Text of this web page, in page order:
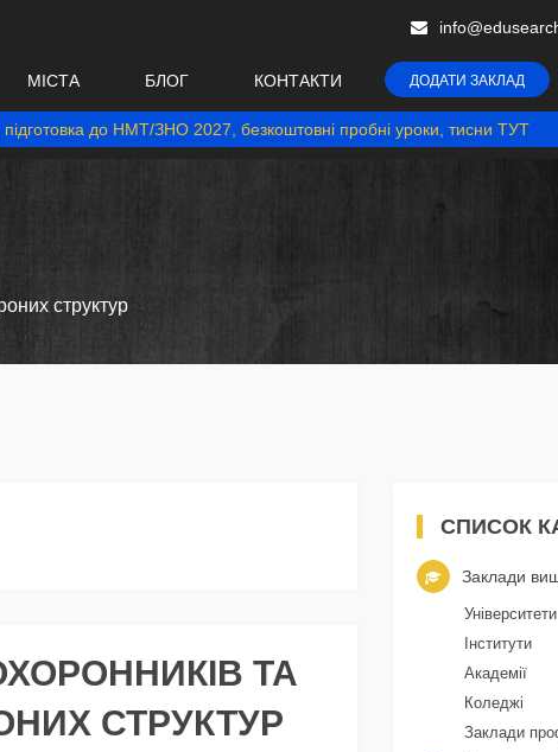
МІСТА БЛОГ КОНТАКТИ ДОДАТИ ЗАКЛАД
до НМТ/ЗНО 2027, безкоштовні пробні уроки, тисни ТУТ
структур
ТА
СТРУКТУР
СПИСОК
Заклади
Університети
Інститути
Академії
Коледжі
Заклади